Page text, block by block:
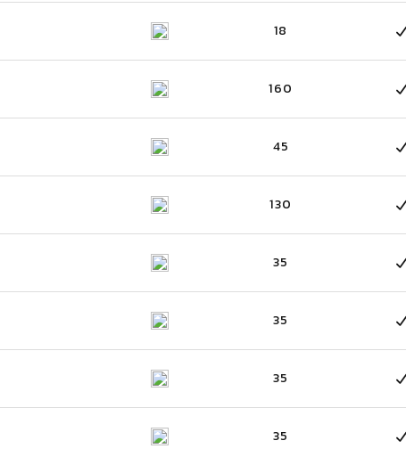
18
160
45
130
35
35
35
35